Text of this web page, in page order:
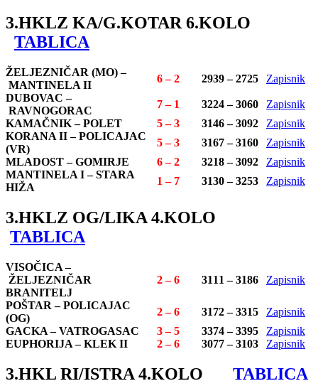
3.HKLZ KA/G.KOTAR 6.KOLO
TABLICA
ŽELJEZNIČAR (MO) –
MANTINELA II
6 – 2 2939 – 2725
Zapisnik
DUBOVAC –
RAVNOGORAC
7 – 1 3224 – 3060
Zapisnik
KAMAČNIK – POLET
5 – 3 3146 – 3092
Zapisnik
KORANA II – POLICAJAC
(VR)
5 – 3 3167 – 3160
Zapisnik
MLADOST – GOMIRJE
6 – 2 3218 – 3092
Zapisnik
MANTINELA I –STARA
HIŽA
1 – 7 3130 – 3253 Zapisnik
3.HKLZ OG/LIKA 4.KOLO
TABLICA
VISOČICA –
ŽELJEZNIČAR
BRANITELJ
2 – 6 3111 – 3186 Zapisnik
POŠTAR – POLICAJAC
(OG)
2 – 6 3172 – 3315
Zapisnik
GACKA – VATROGASAC
3 – 5 3374 – 3395
Zapisnik
EUPHORIJA –KLEK II 2 – 6 3077 – 3103 Zapisnik
3.HKL RI/ISTRA 4.KOLO TABLICA